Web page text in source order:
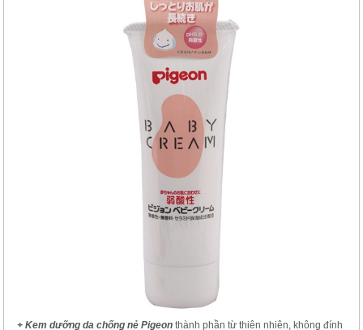
+ Kem dưỡng da chống nẻ Pigeon thành phần từ thiên nhiên, không đính